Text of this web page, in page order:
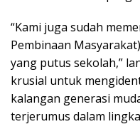
“Kami juga sudah
Pembinaan
yang putus sekolah,”
krusial untuk
kalangan generasi
terjerumus dalam